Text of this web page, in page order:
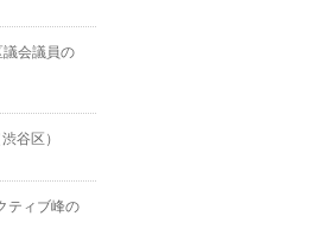
会議員の
谷区）
ティブ峰の